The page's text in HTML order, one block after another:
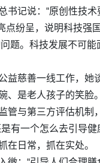
书记说：“原创性技术
点纷呈，说明科技
题。科技发展不可
益慈善一线工作，她
、是老人孩子的笑脸
管与第三方评估机制
有一个怎么去引导
在日常，抓在实处。